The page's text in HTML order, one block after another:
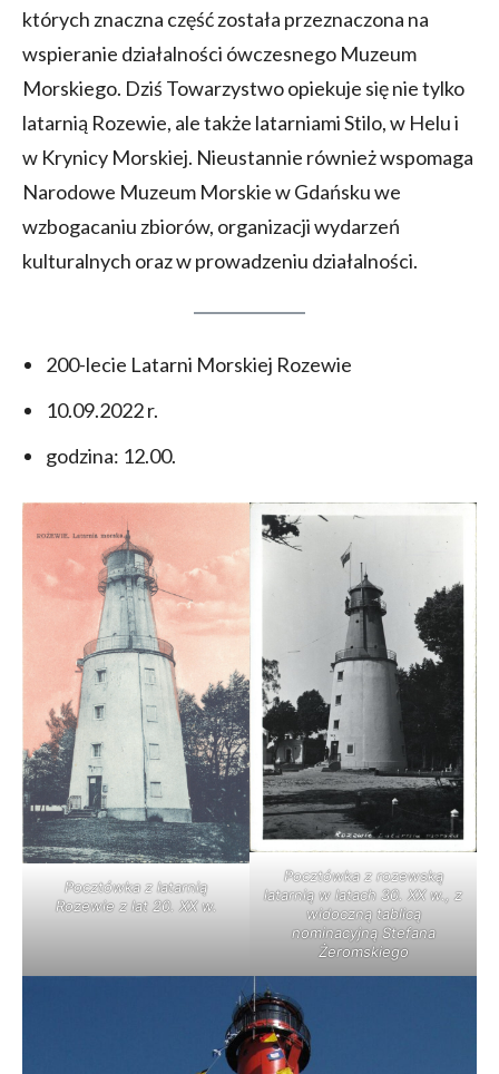
których znaczna część została przeznaczona na
wspieranie działalności ówczesnego Muzeum
Morskiego. Dziś Towarzystwo opiekuje się nie tylko
latarnią Rozewie, ale także latarniami Stilo, w Helu i
w Krynicy Morskiej. Nieustannie również wspomaga
Narodowe Muzeum Morskie w Gdańsku we
wzbogacaniu zbiorów, organizacji wydarzeń
kulturalnych oraz w prowadzeniu działalności.
200-lecie Latarni Morskiej Rozewie
10.09.2022 r.
godzina: 12.00.
Pocztówka z latarnią
Rozewie z lat 20. XX w.
Pocztówka z rozewską
latarnią w latach 30. XX w., z
widoczną tablicą
nominacyjną Stefana
Żeromskiego